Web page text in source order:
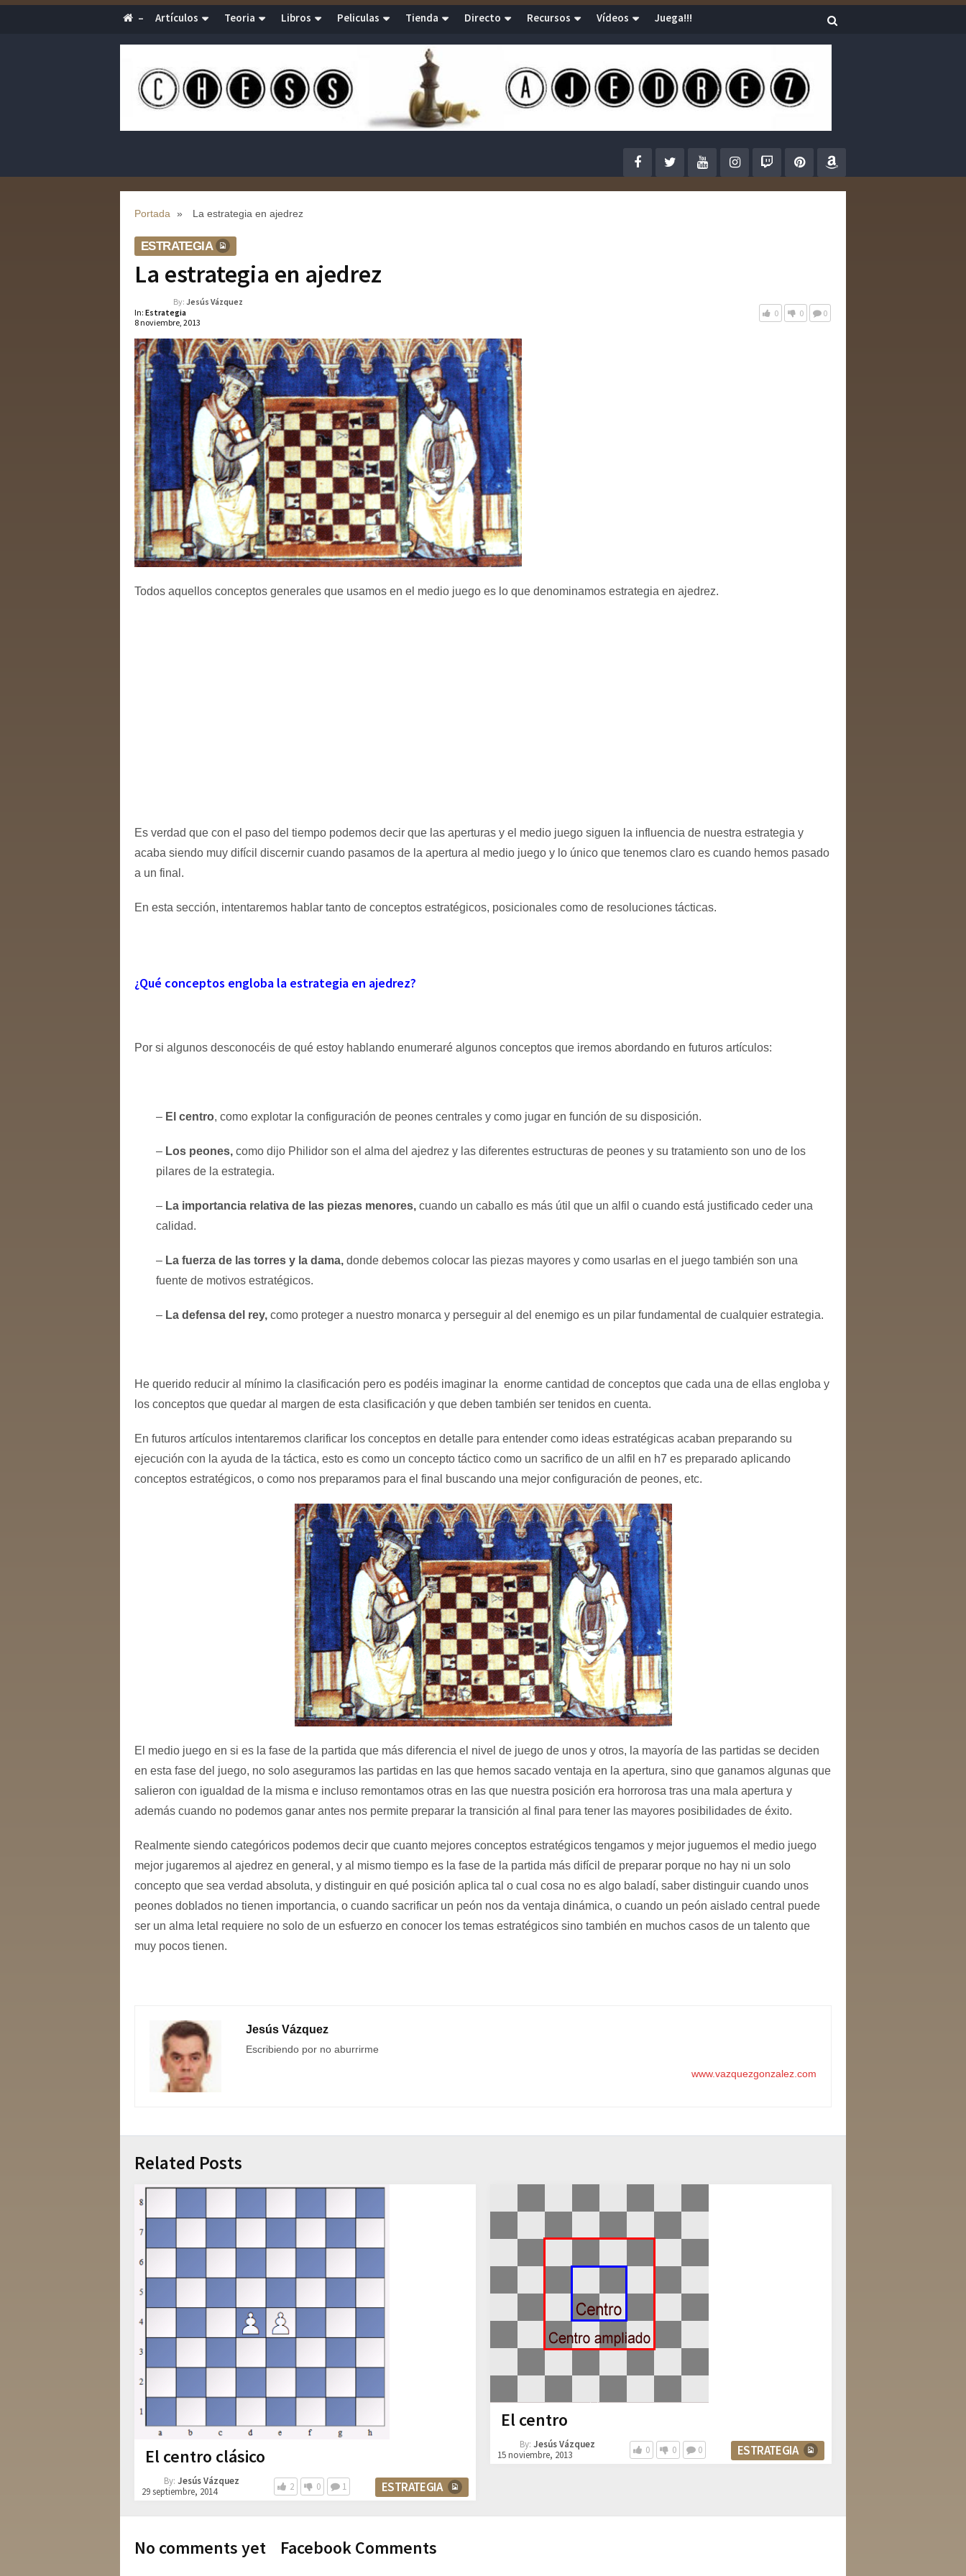
– Artículos Teoria Libros Peliculas Tienda Directo Recursos Vídeos Juega!!!
Portada » La estrategia en ajedrez
ESTRATEGIA
La estrategia en ajedrez
By: Jesús Vázquez
In: Estrategia
8 noviembre, 2013
0 0 0
Todos aquellos conceptos generales que usamos en el medio juego es lo que denominamos estrategia en ajedrez.
Es verdad que con el paso del tiempo podemos decir que las aperturas y el medio juego siguen la influencia de nuestra estrategia y
acaba siendo muy difícil discernir cuando pasamos de la apertura al medio juego y lo único que tenemos claro es cuando hemos pasado
a un final.
En esta sección, intentaremos hablar tanto de conceptos estratégicos, posicionales como de resoluciones tácticas.
¿Qué conceptos engloba la estrategia en ajedrez?
Por si algunos desconocéis de qué estoy hablando enumeraré algunos conceptos que iremos abordando en futuros artículos:
– El centro, como explotar la configuración de peones centrales y como jugar en función de su disposición.
– Los peones, como dijo Philidor son el alma del ajedrez y las diferentes estructuras de peones y su tratamiento son uno de los
pilares de la estrategia.
– La importancia relativa de las piezas menores, cuando un caballo es más útil que un alfil o cuando está justificado ceder una
calidad.
– La fuerza de las torres y la dama, donde debemos colocar las piezas mayores y como usarlas en el juego también son una
fuente de motivos estratégicos.
– La defensa del rey, como proteger a nuestro monarca y perseguir al del enemigo es un pilar fundamental de cualquier estrategia.
He querido reducir al mínimo la clasificación pero es podéis imaginar la enorme cantidad de conceptos que cada una de ellas engloba y
los conceptos que quedar al margen de esta clasificación y que deben también ser tenidos en cuenta.
En futuros artículos intentaremos clarificar los conceptos en detalle para entender como ideas estratégicas acaban preparando su
ejecución con la ayuda de la táctica, esto es como un concepto táctico como un sacrifico de un alfil en h7 es preparado aplicando
conceptos estratégicos, o como nos preparamos para el final buscando una mejor configuración de peones, etc.
El medio juego en si es la fase de la partida que más diferencia el nivel de juego de unos y otros, la mayoría de las partidas se deciden
en esta fase del juego, no solo aseguramos las partidas en las que hemos sacado ventaja en la apertura, sino que ganamos algunas que
salieron con igualdad de la misma e incluso remontamos otras en las que nuestra posición era horrorosa tras una mala apertura y
además cuando no podemos ganar antes nos permite preparar la transición al final para tener las mayores posibilidades de éxito.
Realmente siendo categóricos podemos decir que cuanto mejores conceptos estratégicos tengamos y mejor juguemos el medio juego
mejor jugaremos al ajedrez en general, y al mismo tiempo es la fase de la partida más difícil de preparar porque no hay ni un solo
concepto que sea verdad absoluta, y distinguir en qué posición aplica tal o cual cosa no es algo baladí, saber distinguir cuando unos
peones doblados no tienen importancia, o cuando sacrificar un peón nos da ventaja dinámica, o cuando un peón aislado central puede
ser un alma letal requiere no solo de un esfuerzo en conocer los temas estratégicos sino también en muchos casos de un talento que
muy pocos tienen.
Jesús Vázquez
Escribiendo por no aburrirme
www.vazquezgonzalez.com
Related Posts
El centro clásico
By: Jesús Vázquez
29 septiembre, 2014
2 0 1 ESTRATEGIA
El centro
By: Jesús Vázquez
15 noviembre, 2013
0 0 0 ESTRATEGIA
No comments yet Facebook Comments